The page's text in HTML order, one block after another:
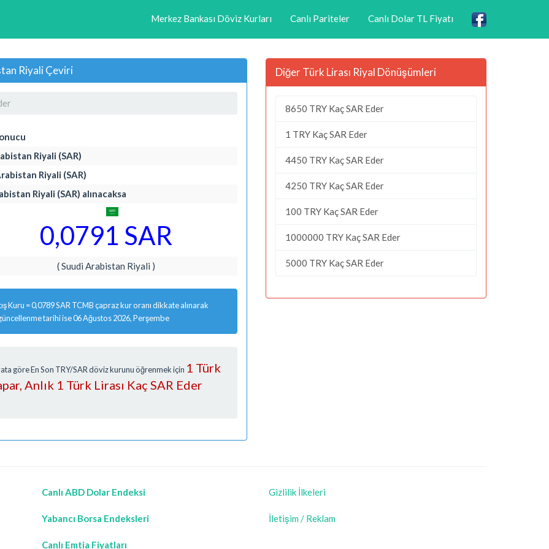
Merkez Bankası Döviz Kurları Canlı Pariteler Canlı Dolar TL Fiyatı
Riyali Çeviri
Riyali (SAR)
Riyali (SAR)
Riyali (SAR) alınacaksa
0,0791 SAR
( Suudi Arabistan Riyali )
Kuru = 0,0789 SAR TCMB çapraz kur oranı dikkate alınarak
tarihi ise 06 Ağustos 2026, Perşembe
göre En Son TRY/SAR döviz kurunu öğrenmek için 1 Türk
Anlık 1 Türk Lirası Kaç SAR Eder
Diğer Türk Lirası Riyal Dönüşümleri
8650 TRY Kaç SAR Eder
1 TRY Kaç SAR Eder
4450 TRY Kaç SAR Eder
4250 TRY Kaç SAR Eder
100 TRY Kaç SAR Eder
1000000 TRY Kaç SAR Eder
5000 TRY Kaç SAR Eder
Canlı ABD Dolar Endeksi
Yabancı Borsa Endeksleri
Canlı Emtia Fiyatları
Gizlilik İlkeleri
İletişim / Reklam